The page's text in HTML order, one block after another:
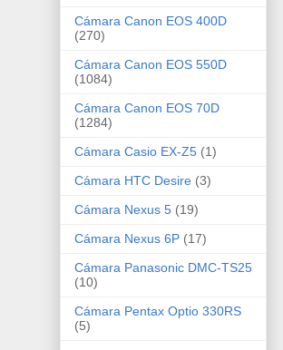
Cámara Canon EOS 400D
(270)
Cámara Canon EOS 550D
(1084)
Cámara Canon EOS 70D
(1284)
Cámara Casio EX-Z5 (1)
Cámara HTC Desire (3)
Cámara Nexus 5 (19)
Cámara Nexus 6P (17)
Cámara Panasonic DMC-TS25
(10)
Cámara Pentax Optio 330RS
(5)